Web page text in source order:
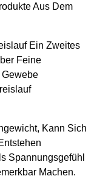
Aus Dem
Ein Zweites
Feine
Gewebe
Kann Sich
Spannungsgefühl
Machen.